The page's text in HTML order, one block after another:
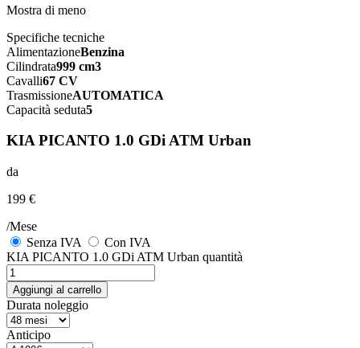
Mostra di meno
Specifiche tecniche
AlimentazioneBenzina
Cilindrata999 cm3
Cavalli67 CV
TrasmissioneAUTOMATICA
Capacità seduta5
KIA PICANTO 1.0 GDi ATM Urban
da
199 €
/Mese
Senza IVA
Con IVA
KIA PICANTO 1.0 GDi ATM Urban quantità
Aggiungi al carrello
Durata noleggio
Anticipo